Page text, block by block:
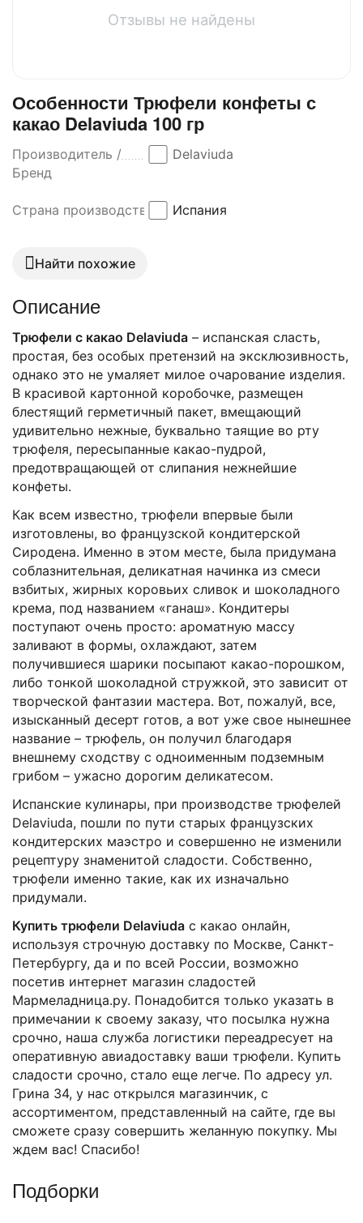
Отзывы не найдены
Особенности Трюфели конфеты с
какао Delaviuda 100 гр
Производитель /
Бренд
Delaviuda
Страна производства Испания
Найти похожие
Описание
Трюфели с какао Delaviuda – испанская сласть,
простая, без особых претензий на эксклюзивность,
однако это не умаляет милое очарование изделия.
В красивой картонной коробочке, размещен
блестящий герметичный пакет, вмещающий
удивительно нежные, буквально таящие во рту
трюфеля, пересыпанные какао-пудрой,
предотвращающей от слипания нежнейшие
конфеты.
Как всем известно, трюфели впервые были
изготовлены, во французской кондитерской
Сиродена. Именно в этом месте, была придумана
соблазнительная, деликатная начинка из смеси
взбитых, жирных коровьих сливок и шоколадного
крема, под названием «ганаш». Кондитеры
поступают очень просто: ароматную массу
заливают в формы, охлаждают, затем
получившиеся шарики посыпают какао-порошком,
либо тонкой шоколадной стружкой, это зависит от
творческой фантазии мастера. Вот, пожалуй, все,
изысканный десерт готов, а вот уже свое нынешнее
название – трюфель, он получил благодаря
внешнему сходству с одноименным подземным
грибом – ужасно дорогим деликатесом.
Испанские кулинары, при производстве трюфелей
Delaviuda, пошли по пути старых французских
кондитерских маэстро и совершенно не изменили
рецептуру знаменитой сладости. Собственно,
трюфели именно такие, как их изначально
придумали.
Купить трюфели Delaviuda с какао онлайн,
используя строчную доставку по Москве, Санкт-
Петербургу, да и по всей России, возможно
посетив интернет магазин сладостей
Мармеладница.ру. Понадобится только указать в
примечании к своему заказу, что посылка нужна
срочно, наша служба логистики переадресует на
оперативную авиадоставку ваши трюфели. Купить
сладости срочно, стало еще легче. По адресу ул.
Грина 34, у нас открылся магазинчик, с
ассортиментом, представленный на сайте, где вы
сможете сразу совершить желанную покупку. Мы
ждем вас! Спасибо!
Подборки